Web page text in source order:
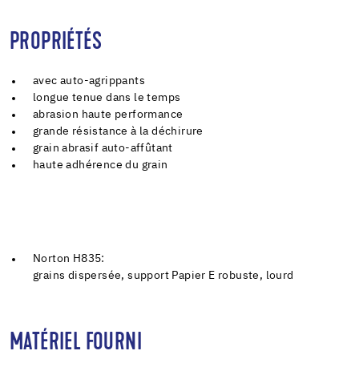
PROPRIÉTÉS
avec auto-agrippants
longue tenue dans le temps
abrasion haute performance
grande résistance à la déchirure
grain abrasif auto-affûtant
haute adhérence du grain
Norton H835:
grains dispersée, support Papier E robuste, lourd
MATÉRIEL FOURNI